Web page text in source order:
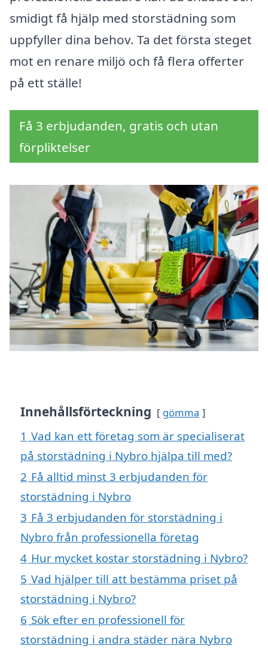
smidigt få hjälp med storstädning som
uppfyller dina behov. Ta det första steget
mot en renare miljö och få flera offerter
på ett ställe!
Få 3 erbjudanden, gratis och utan
förpliktelser
Innehållsförteckning gömma
1 Vad kan ett företag som är specialiserat
på storstädning i Nybro hjälpa till med?
2 Få alltid minst 3 erbjudanden för
storstädning i Nybro
3 Få 3 erbjudanden för storstädning i
Nybro från professionella företag
4 Hur mycket kostar storstädning i Nybro?
5 Vad hjälper till att bestämma priset på
storstädning i Nybro?
6 Sök efter en professionell för
storstädning i andra städer nära Nybro